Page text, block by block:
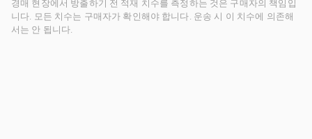
경매 현장에서 방출하기 전 적재 치수를 측정하는 것은 구매자의 책임입
니다. 모든 치수는 구매자가 확인해야 합니다. 운송 시 이 치수에 의존해
서는 안 됩니다.